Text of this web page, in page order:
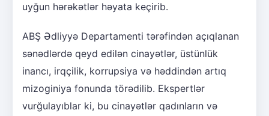
uyğun hərəkətlər həyata keçirib.
ABŞ Ədliyyə Departamenti tərəfindən açıqlanan
sənədlərdə qeyd edilən cinayətlər, üstünlük
inancı, irqçilik, korrupsiya və həddindən artıq
mizoginiya fonunda törədilib. Ekspertlər
vurğulayıblar ki, bu cinayətlər qadınların və